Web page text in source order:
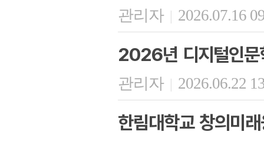
관리자 | 2026.07.16
2026년 디지털인문
관리자 | 2026.06.22
한림대학교 창의미